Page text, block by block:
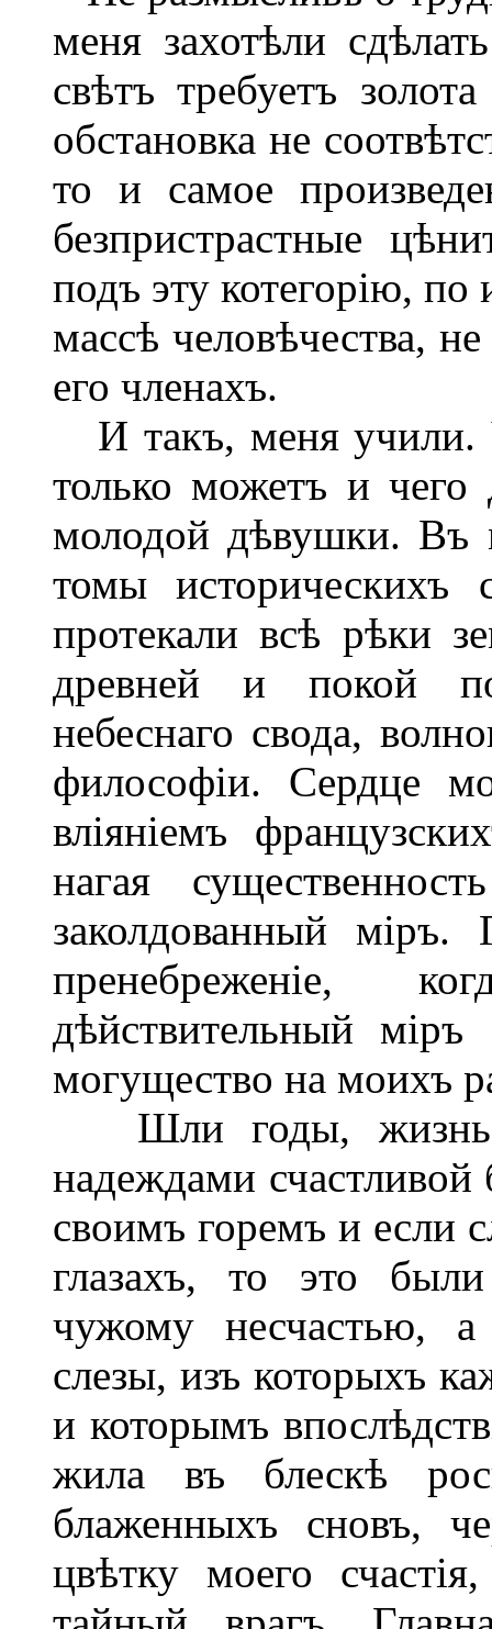
меня захотѣли
свѣтъ требуетъ
обстановка не
то и самое
безпристрастные
подъ эту котегорію,
массѣ человѣчества,
его членахъ.
И такъ, меня учили.
только можетъ и
молодой дѣвушки. Въ
томы историческихъ
протекали всѣ рѣки
древней и покой
небеснаго свода,
философіи. Сердце
вліяніемъ
нагая
заколдованный
пренебреженіе,
дѣйствительный міръ
могущество на моихъ
Шли годы, жизнь
надеждами
своимъ горемъ и если
глазахъ, то это
чужому несчастью,
слезы, изъ которыхъ
и которымъ
жила въ блескѣ
блаженныхъ сновъ,
цвѣтку моего